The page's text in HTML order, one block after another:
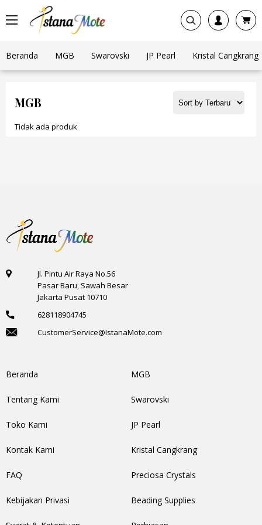
Beranda MGB Swarovski JP Pearl Kristal Cangkrang
MGB
Tidak ada produk
Jl. Pintu Air Raya No.56
Pasar Baru, Sawah Besar
Jakarta Pusat 10710
628118904745
CustomerService@IstanaMote.com
Beranda
Tentang Kami
Toko Kami
Kontak Kami
FAQ
Kebijakan Privasi
MGB
Swarovski
JP Pearl
Kristal Cangkrang
Preciosa Crystals
Beading Supplies